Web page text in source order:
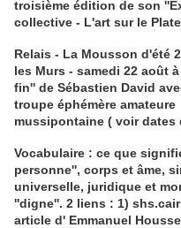
troisième édition de son
collective - L'art sur le
avenue Pinchard
Relais - La Mousson d'été
les Murs - samedi 22 août à 18
fin'' de Sébastien David
troupe éphémère amateure
mussipontaine ( voir dates
dramaturgie Lola Molina à
Saint-Laurent, Pont-à-
liens : 1) lien meec.org; 2)
lemeac.com
Vocabulaire : ce que
personne'', corps et âme,
universelle, juridique et
''digne''. 2 liens : 1)
article d' Emmanuel